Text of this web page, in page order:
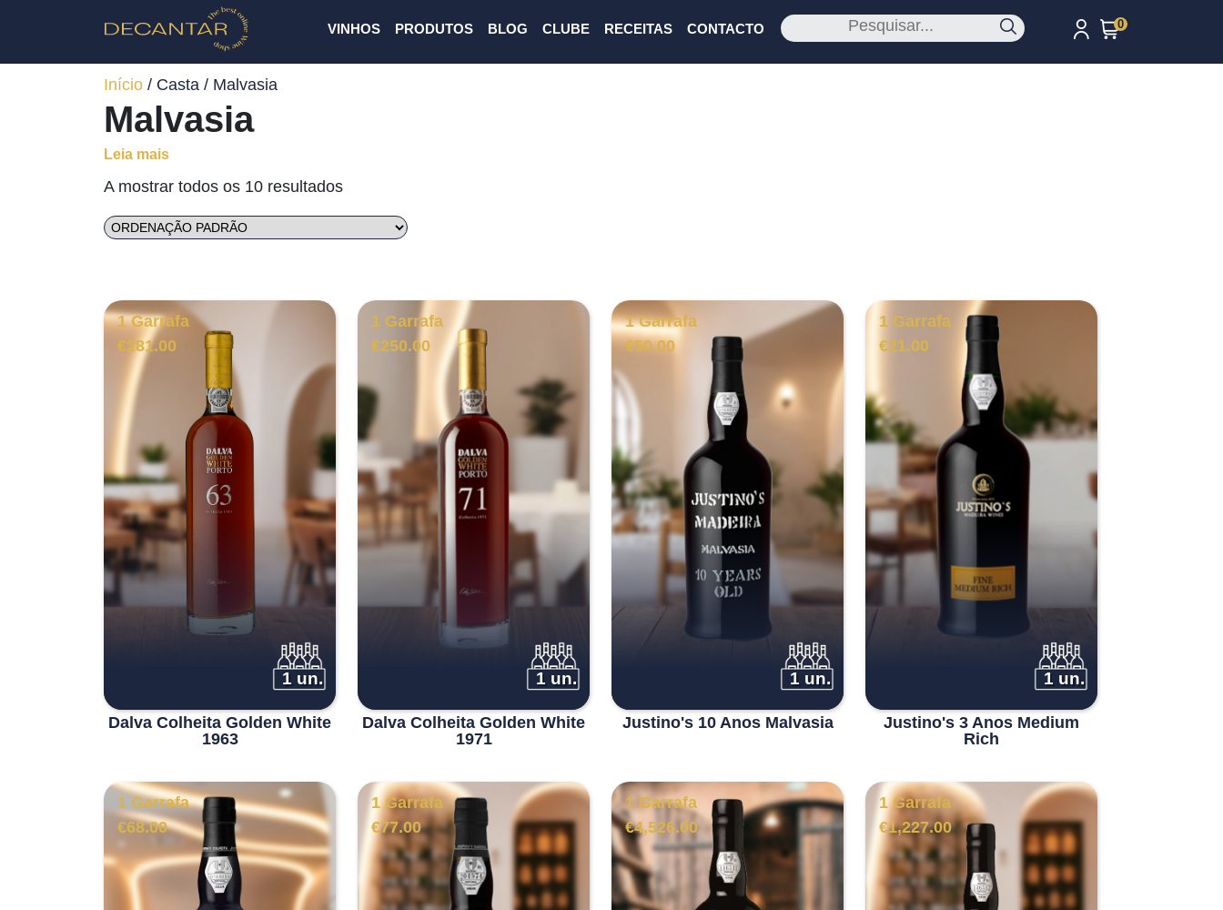
VINHOS PRODUTOS BLOG CLUBE RECEITAS CONTACTO 0
Início / Casta / Malvasia
Malvasia
Leia mais
A mostrar todos os 10 resultados
1 Garrafa
€281.00
1 un.
Dalva Colheita Golden White
1963
1 Garrafa
€250.00
1 un.
Dalva Colheita Golden White
1971
1 Garrafa
€50.00
1 un.
Justino's 10 Anos Malvasia
1 Garrafa
€21.00
1 un.
Justino's 3 Anos Medium
Rich
1 Garrafa
€68.00
1 Garrafa
€77.00
1 Garrafa
€4,526.00
1 Garrafa
€1,227.00